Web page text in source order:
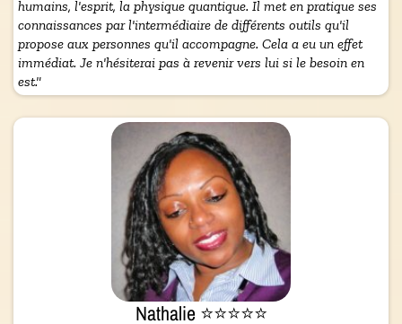
humains, l'esprit, la physique quantique. Il met en pratique ses
connaissances par l'intermédiaire de différents outils qu'il
propose aux personnes qu'il accompagne. Cela a eu un effet
immédiat. Je n'hésiterai pas à revenir vers lui si le besoin en
est."
Nathalie ⭐⭐⭐⭐⭐